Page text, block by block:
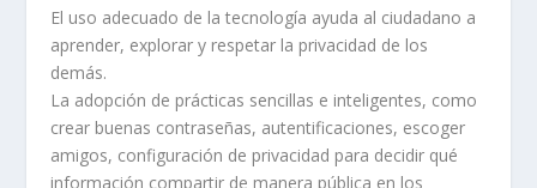
El uso adecuado de la tecnología ayuda al ciudadano a
aprender, explorar y respetar la privacidad de los
demás.
La adopción de prácticas sencillas e inteligentes, como
crear buenas contraseñas, autentificaciones, escoger
amigos, configuración de privacidad para decidir qué
información compartir de manera pública en los